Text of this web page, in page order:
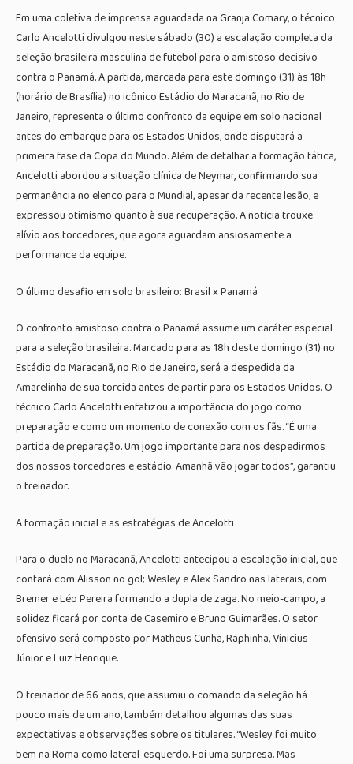
Em uma coletiva de imprensa aguardada na Granja Comary, o técnico
Carlo Ancelotti divulgou neste sábado (30) a escalação completa da
seleção brasileira masculina de futebol para o amistoso decisivo
contra o Panamá. A partida, marcada para este domingo (31) às 18h
(horário de Brasília) no icônico Estádio do Maracanã, no Rio de
Janeiro, representa o último confronto da equipe em solo nacional
antes do embarque para os Estados Unidos, onde disputará a
primeira fase da Copa do Mundo. Além de detalhar a formação tática,
Ancelotti abordou a situação clínica de Neymar, confirmando sua
permanência no elenco para o Mundial, apesar da recente lesão, e
expressou otimismo quanto à sua recuperação. A notícia trouxe
alívio aos torcedores, que agora aguardam ansiosamente a
performance da equipe.
O último desafio em solo brasileiro: Brasil x Panamá
O confronto amistoso contra o Panamá assume um caráter especial
para a seleção brasileira. Marcado para as 18h deste domingo (31) no
Estádio do Maracanã, no Rio de Janeiro, será a despedida da
Amarelinha de sua torcida antes de partir para os Estados Unidos. O
técnico Carlo Ancelotti enfatizou a importância do jogo como
preparação e como um momento de conexão com os fãs. “É uma
partida de preparação. Um jogo importante para nos despedirmos
dos nossos torcedores e estádio. Amanhã vão jogar todos”, garantiu
o treinador.
A formação inicial e as estratégias de Ancelotti
Para o duelo no Maracanã, Ancelotti antecipou a escalação inicial, que
contará com Alisson no gol; Wesley e Alex Sandro nas laterais, com
Bremer e Léo Pereira formando a dupla de zaga. No meio-campo, a
solidez ficará por conta de Casemiro e Bruno Guimarães. O setor
ofensivo será composto por Matheus Cunha, Raphinha, Vinicius
Júnior e Luiz Henrique.
O treinador de 66 anos, que assumiu o comando da seleção há
pouco mais de um ano, também detalhou algumas das suas
expectativas e observações sobre os titulares. “Wesley foi muito
bem na Roma como lateral-esquerdo. Foi uma surpresa. Mas